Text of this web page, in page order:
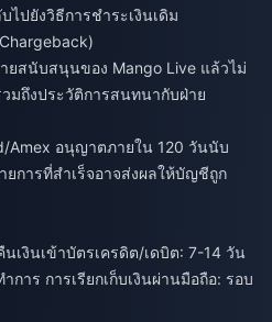
ไปยังวิธีการชำระเงินเดิม
ยสนับสนุนของ Mango Live แล้วไม่
มถึงประวัติการสนทนากับฝ่าย
Amex อนุญาตภายใน 120 วันนับ
ยการที่สำเร็จอาจส่งผลให้บัญชีถูก
เงินเข้าบัตรเครดิต/เดบิต: 7-14 วัน
าร การเรียกเก็บเงินผ่านมือถือ: รอบ